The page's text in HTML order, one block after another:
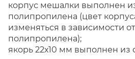
корпус мешалки выполнен
полипропилена (цвет
изменяться в зависимости
полипропилена);
якорь 22х10 мм выполнен из